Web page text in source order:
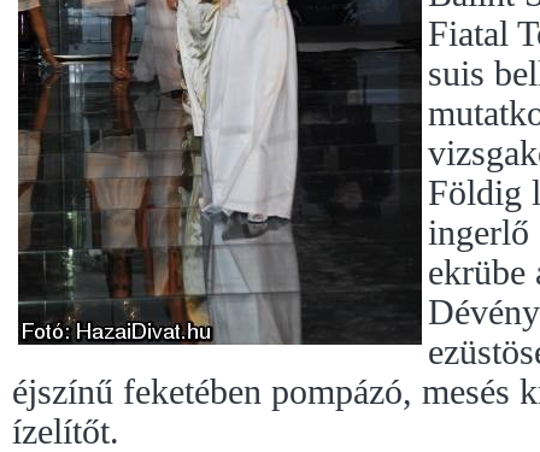
Fiatal
suis
Földig
ingerlő
ekrübe
éjszínű feketében pompázó, mesés
ízelítőt.